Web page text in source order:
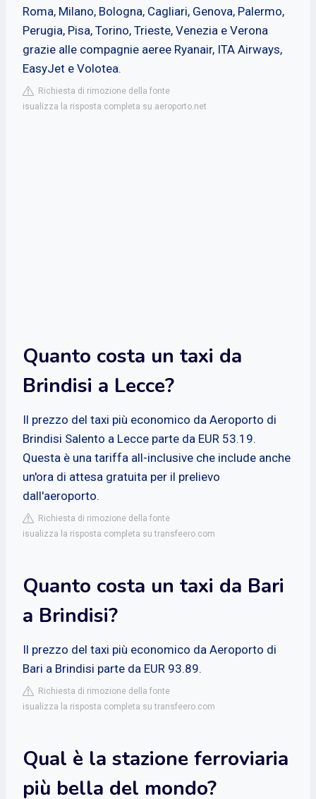
Roma, Milano, Bologna, Cagliari, Genova, Palermo,
Perugia, Pisa, Torino, Trieste, Venezia e Verona
grazie alle compagnie aeree Ryanair, ITA Airways,
EasyJet e Volotea.
Richiesta di rimozione della fonte
isualizza la risposta completa su aeroporto.net
Quanto costa un taxi da
Brindisi a Lecce?
Il prezzo del taxi più economico da Aeroporto di
Brindisi Salento a Lecce parte da EUR 53.19.
Questa è una tariffa all-inclusive che include anche
un'ora di attesa gratuita per il prelievo
dall'aeroporto.
Richiesta di rimozione della fonte
isualizza la risposta completa su transfeero.com
Quanto costa un taxi da Bari
a Brindisi?
Il prezzo del taxi più economico da Aeroporto di
Bari a Brindisi parte da EUR 93.89.
Richiesta di rimozione della fonte
isualizza la risposta completa su transfeero.com
Qual è la stazione ferroviaria
più bella del mondo?